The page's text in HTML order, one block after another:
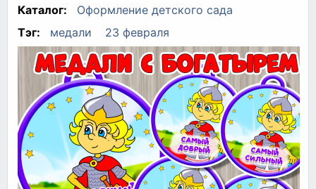
Каталог:
Оформление детского сада
Тэг:
медали 23 февраля